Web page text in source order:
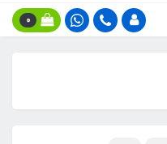
0